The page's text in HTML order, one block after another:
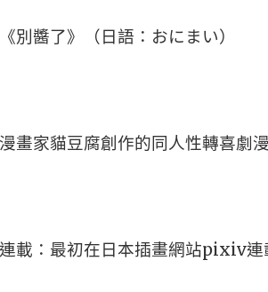
別醬了》（日語：おにまい）
畫家貓豆腐創作的同人性轉喜劇
載：最初在日本插畫網站pixiv